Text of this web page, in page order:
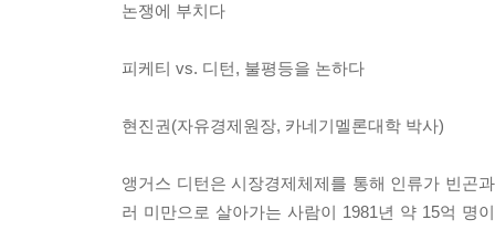
흐름에 집중했다. 불평등에 대한 인식이 서로 다
논쟁에 부치다
피케티 vs. 디턴, 불평등을 논하다
현진권(자유경제원장, 카네기멜론대학 박사)
앵거스 디턴은 시장경제체제를 통해 인류가 빈곤
러 미만으로 살아가는 사람이 1981년 약 15억 명